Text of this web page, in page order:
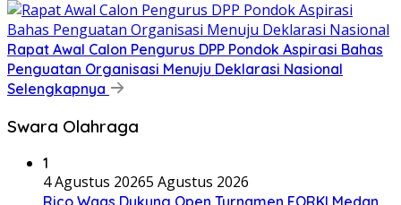
Rapat Awal Calon Pengurus DPP Pondok Aspirasi Bahas
Penguatan Organisasi Menuju Deklarasi Nasional
Selengkapnya
Swara Olahraga
1
4 Agustus 20265 Agustus 2026